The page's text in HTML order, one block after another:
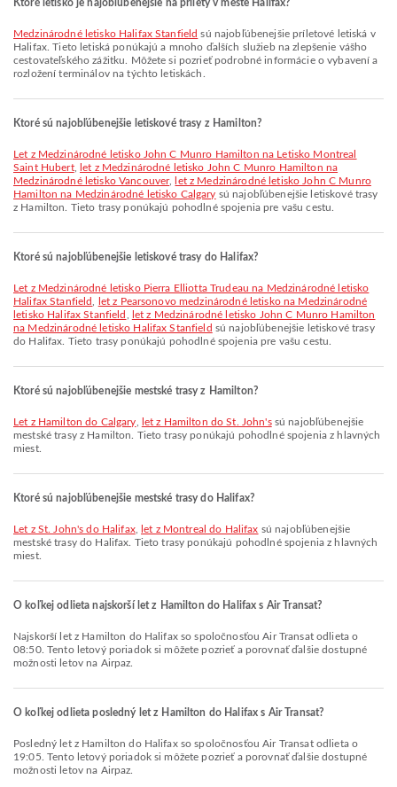
Ktoré letisko je najobľúbenejšie na prílety v meste Halifax?
Medzinárodné letisko Halifax Stanfield sú najobľúbenejšie príletové letiská v
Halifax. Tieto letiská ponúkajú a mnoho ďalších služieb na zlepšenie vášho
cestovateľského zážitku. Môžete si pozrieť podrobné informácie o vybavení a
rozložení terminálov na týchto letiskách.
Ktoré sú najobľúbenejšie letiskové trasy z Hamilton?
let z Medzinárodné letisko John C Munro Hamilton na Letisko Montreal
Saint Hubert,
let z Medzinárodné letisko John C Munro Hamilton na
Medzinárodné letisko Vancouver,
let z Medzinárodné letisko John C Munro
Hamilton na Medzinárodné letisko Calgary sú najobľúbenejšie letiskové trasy
z Hamilton. Tieto trasy ponúkajú pohodlné spojenia pre vašu cestu.
Ktoré sú najobľúbenejšie letiskové trasy do Halifax?
let z Medzinárodné letisko Pierra Elliotta Trudeau na Medzinárodné letisko
Halifax Stanfield
let z Pearsonovo medzinárodné letisko na Medzinárodné
letisko Halifax Stanfield
let z Medzinárodné letisko John C Munro Hamilton
na Medzinárodné letisko Halifax Stanfield sú najobľúbenejšie letiskové trasy
do Halifax. Tieto trasy ponúkajú pohodlné spojenia pre vašu cestu.
Ktoré sú najobľúbenejšie mestské trasy z Hamilton?
let z Hamilton do Calgary let z Hamilton do St. John'ssú najobľúbenejšie
mestské trasy z Hamilton. Tieto trasy ponúkajú pohodlné spojenia z hlavných
miest.
Ktoré sú najobľúbenejšie mestské trasy do Halifax?
let z St. John's do Halifax, let z Montreal do Halifax sú najobľúbenejšie
mestské trasy do Halifax. Tieto trasy ponúkajú pohodlné spojenia z hlavných
miest.
O koľkej odlieta najskorší let z Hamilton do Halifax s Air Transat?
Najskorší let z Hamilton do Halifax so spoločnosťou Air Transat odlieta o
08:50. Tento letový poriadok si môžete pozrieť a porovnať ďalšie dostupné
možnosti letov na Airpaz.
O koľkej odlieta posledný let z Hamilton do Halifax s Air Transat?
Posledný let z Hamilton do Halifax so spoločnosťou Air Transat odlieta o
19:05. Tento letový poriadok si môžete pozrieť a porovnať ďalšie dostupné
možnosti letov na Airpaz.